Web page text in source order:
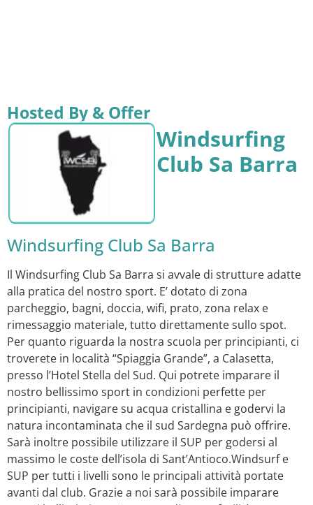
Hosted By & Offer
Windsurfing
Club Sa Barra
Windsurfing Club Sa Barra
Il Windsurfing Club Sa Barra si avvale di strutture adatte
alla pratica del nostro sport. E’ dotato di zona
parcheggio, bagni, doccia, wifi, prato, zona relax e
rimessaggio materiale, tutto direttamente sullo spot.
Per quanto riguarda la nostra scuola per principianti, ci
troverete in località “Spiaggia Grande”, a Calasetta,
presso l’Hotel Stella del Sud. Qui potrete imparare il
nostro bellissimo sport in condizioni perfette per
principianti, navigare su acqua cristallina e godervi la
natura incontaminata che il sud Sardegna può offrire.
Sarà inoltre possibile utilizzare il SUP per godersi al
massimo le coste dell’isola di Sant’Antioco.​Windsurf e
SUP per tutti i livelli sono le principali attività portate
avanti dal club. Grazie a noi sarà possibile imparare